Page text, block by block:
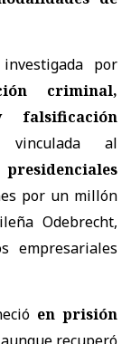
por
criminal,
al
por un millón
Odebrecht,
empresariales
en prisión
recuperó